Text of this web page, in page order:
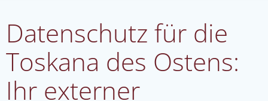
Datenschutz für die
Toskana des Ostens:
Ihr externer